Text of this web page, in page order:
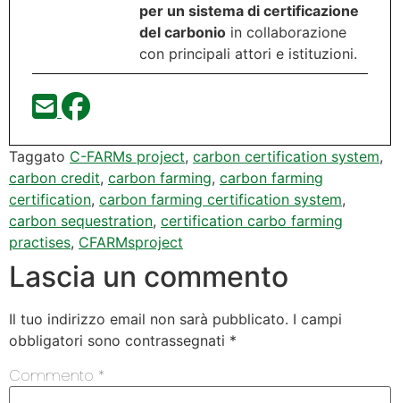
per un sistema di certificazione
del carbonio in collaborazione
con principali attori e istituzioni.
Taggato C-FARMs project, carbon certification system,
carbon credit, carbon farming, carbon farming
certification, carbon farming certification system,
carbon sequestration, certification carbo farming
practises, CFARMsproject
Lascia un commento
Il tuo indirizzo email non sarà pubblicato. I campi
obbligatori sono contrassegnati *
Commento *